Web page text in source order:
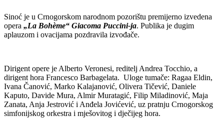
Sinoć je u Crnogorskom narodnom pozorištu premijerno izvedena
opera „La Bohème“ Giacoma Puccini-ja. Publika je dugim
aplauzom i ovacijama pozdravila izvođače.
Dirigent opere je Alberto Veronesi, reditelj Andrea Tocchio, a
dirigent hora Francesco Barbagelata. Uloge tumače: Ragaa Eldin,
Ivana Čanović, Marko Kalajanović, Olivera Tičević, Daniele
Kaputo, Davide Mura, Almir Muratagić, Filip Miladinović, Maja
Zanata, Anja Jestrović i Anđela Jovićević, uz pratnju Crnogorskog
simfonijskog orkestra i mješovitog i dječijeg hora.